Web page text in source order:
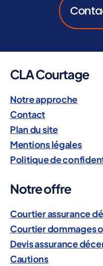
CLA Courtage
Notre approche
Contact
Plan du site
Mentions légales
Politique de
Notre offre
Courtier assurance
Courtier dommages
Devis assurance
Cautions